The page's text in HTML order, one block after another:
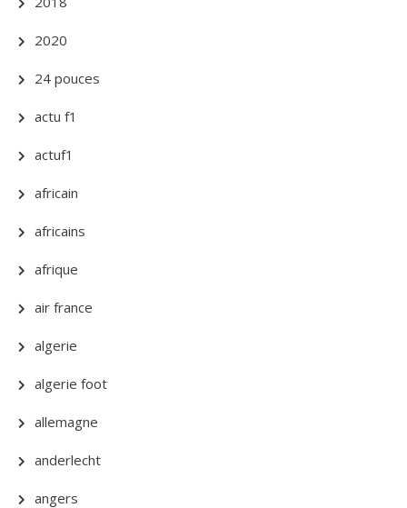
2020
24 pouces
actu f1
actuf1
africain
africains
afrique
air france
algerie
algerie foot
allemagne
anderlecht
angers